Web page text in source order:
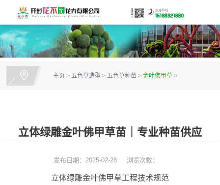
主页 > 五色草造型 > 五色草种苗 > 金叶佛甲草 >
立体绿雕金叶佛甲草苗｜专业种苗供应
发布日期：2025-02-28 浏览次数：
立体绿雕金叶佛甲草工程技术规范